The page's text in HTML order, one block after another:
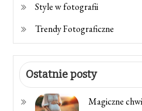
Style w fotografii
Trendy Fotograficzne
Ostatnie posty
Magiczne